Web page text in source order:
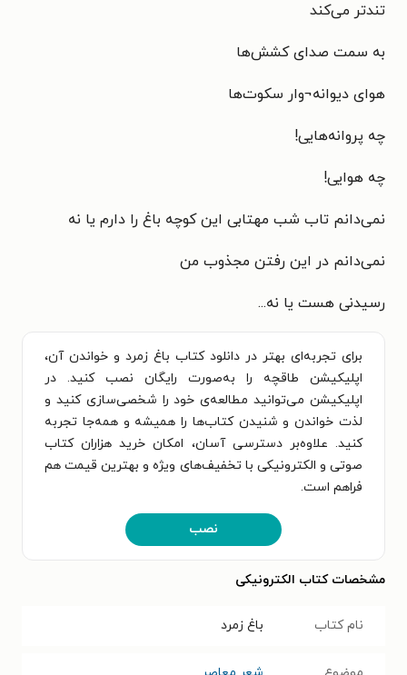
تندتر می‌کند
به سمت صدای کشش‌ها
هوای دیوانه¬وار سکوت‌ها
چه پروانه‌هایی!
چه هوایی!
نمی‌دانم تاب شب مهتابی این کوچه باغ را دارم یا نه
نمی‌دانم در این رفتن مجذوب من
رسیدنی هست یا نه...
برای تجربه‌ای بهتر در دانلود کتاب باغ زمرد و خواندن آن،
اپلیکیشن طاقچه را به‌صورت رایگان نصب کنید. در
اپلیکیشن می‌توانید مطالعه‌ی خود را شخصی‌سازی کنید و
لذت خواندن و شنیدن کتاب‌ها را همیشه و همه‌جا تجربه
کنید. علاوه‌بر دسترسی آسان، امکان خرید هزاران کتاب
صوتی و الکترونیکی با تخفیف‌های ویژه و بهترین قیمت هم
فراهم است.
نصب
مشخصات کتاب الکترونیکی
نام کتاب باغ زمرد